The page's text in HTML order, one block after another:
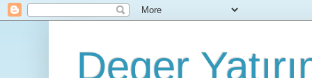
Deger